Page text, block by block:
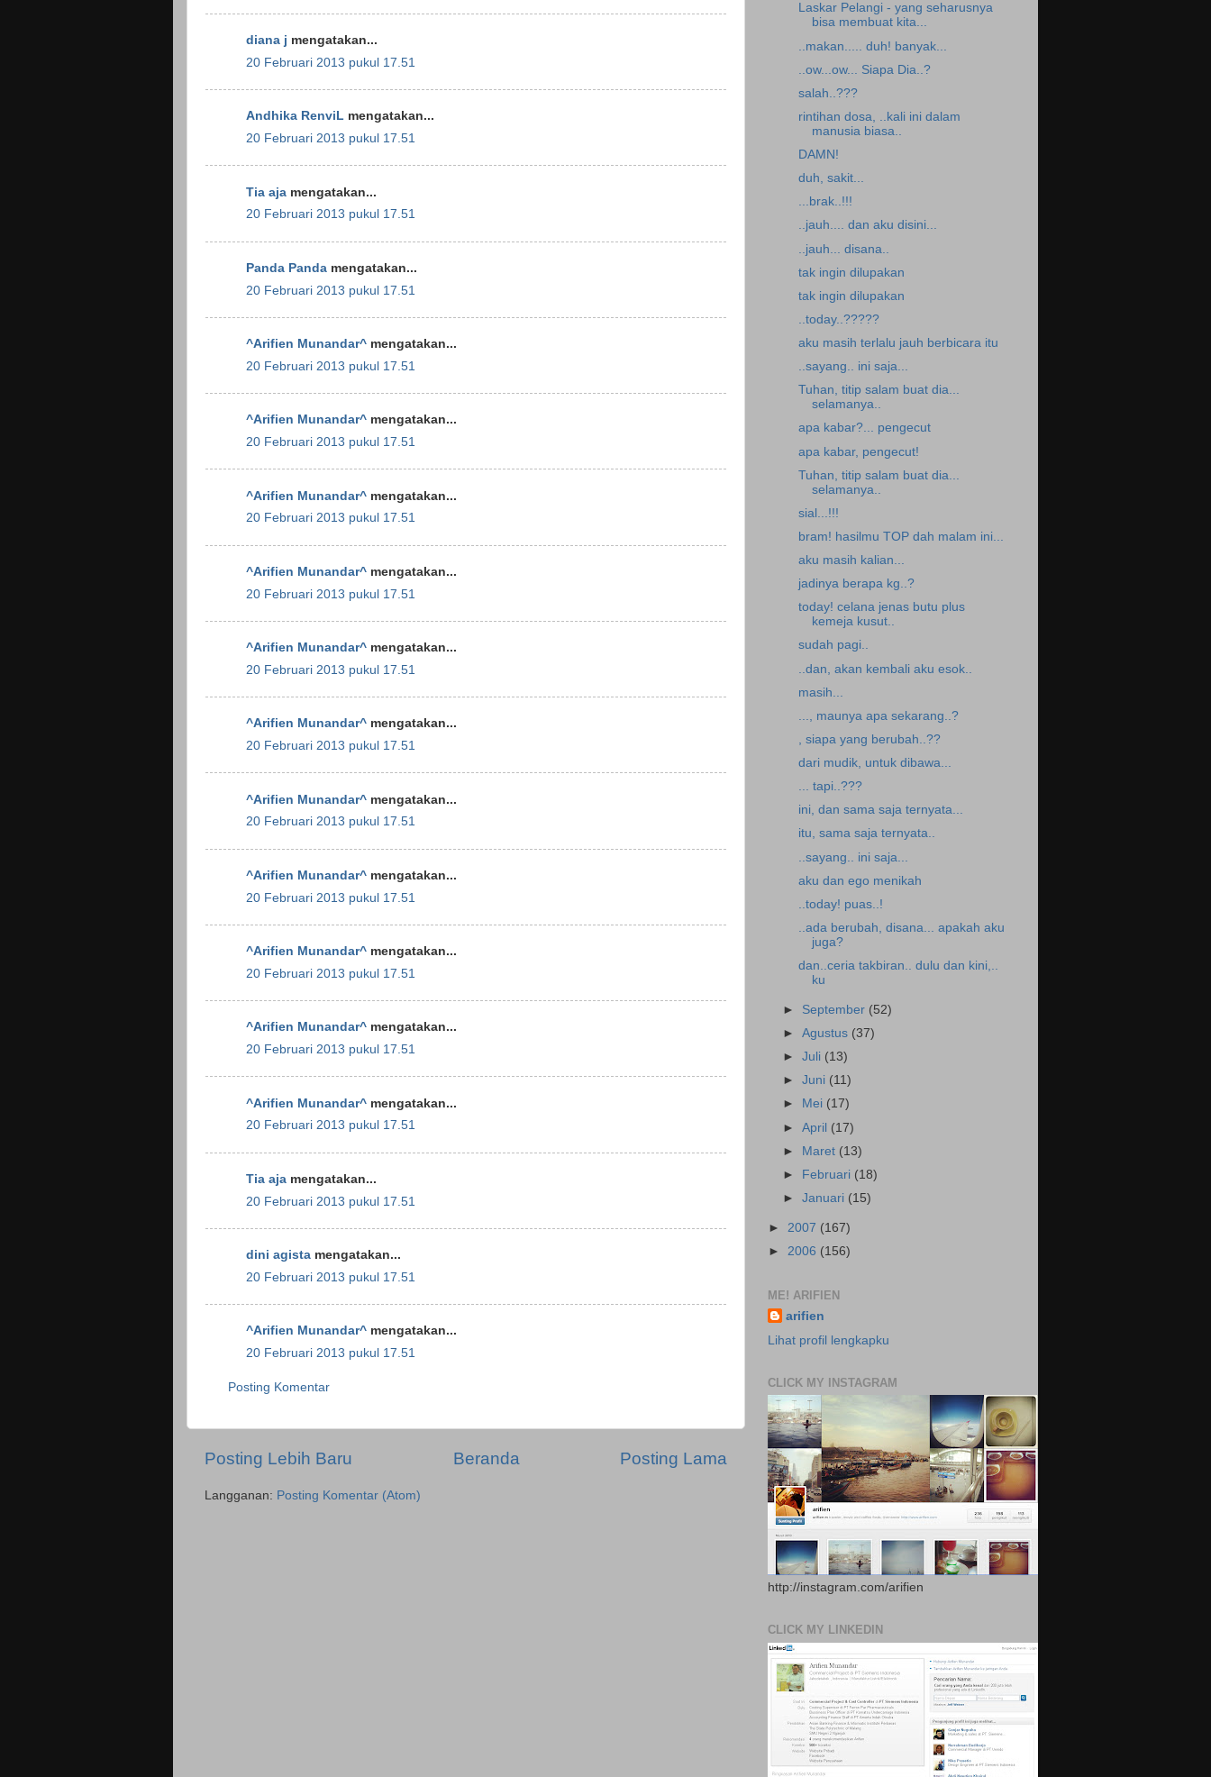
diana j mengatakan...
20 Februari 2013 pukul 17.51
Andhika RenviL mengatakan...
20 Februari 2013 pukul 17.51
Tia aja mengatakan...
20 Februari 2013 pukul 17.51
Panda Panda mengatakan...
20 Februari 2013 pukul 17.51
^Arifien Munandar^ mengatakan...
20 Februari 2013 pukul 17.51
^Arifien Munandar^ mengatakan...
20 Februari 2013 pukul 17.51
^Arifien Munandar^ mengatakan...
20 Februari 2013 pukul 17.51
^Arifien Munandar^ mengatakan...
20 Februari 2013 pukul 17.51
^Arifien Munandar^ mengatakan...
20 Februari 2013 pukul 17.51
^Arifien Munandar^ mengatakan...
20 Februari 2013 pukul 17.51
^Arifien Munandar^ mengatakan...
20 Februari 2013 pukul 17.51
^Arifien Munandar^ mengatakan...
20 Februari 2013 pukul 17.51
^Arifien Munandar^ mengatakan...
20 Februari 2013 pukul 17.51
^Arifien Munandar^ mengatakan...
20 Februari 2013 pukul 17.51
^Arifien Munandar^ mengatakan...
20 Februari 2013 pukul 17.51
Tia aja mengatakan...
20 Februari 2013 pukul 17.51
dini agista mengatakan...
20 Februari 2013 pukul 17.51
^Arifien Munandar^ mengatakan...
20 Februari 2013 pukul 17.51
Posting Komentar
Posting Lebih Baru Posting Lama
Beranda
Langganan: Posting Komentar (Atom)
Laskar Pelangi - yang seharusnya
bisa membuat kita...
..makan..... duh! banyak...
..ow...ow... Siapa Dia..?
salah..???
rintihan dosa, ..kali ini dalam
manusia biasa..
DAMN!
duh, sakit...
...brak..!!!
..jauh.... dan aku disini...
..jauh... disana..
tak ingin dilupakan
tak ingin dilupakan
..today..?????
aku masih terlalu jauh berbicara itu
..sayang.. ini saja...
Tuhan, titip salam buat dia...
selamanya..
apa kabar?... pengecut
apa kabar, pengecut!
Tuhan, titip salam buat dia...
selamanya..
sial...!!!
bram! hasilmu TOP dah malam ini...
aku masih kalian...
jadinya berapa kg..?
today! celana jenas butu plus
kemeja kusut..
sudah pagi..
..dan, akan kembali aku esok..
masih...
..., maunya apa sekarang..?
, siapa yang berubah..??
dari mudik, untuk dibawa...
... tapi..???
ini, dan sama saja ternyata...
itu, sama saja ternyata..
..sayang.. ini saja...
aku dan ego menikah
..today! puas..!
..ada berubah, disana... apakah aku
juga?
dan..ceria takbiran.. dulu dan kini,..
ku
► September (52)
►Agustus (37)
►Juli (13)
►Juni (11)
►
Mei (17)
►April (17)
► Maret (13)
►
Februari (18)
►Januari (15)
► 2007 (167)
► 2006 (156)
ME! ARIFIEN
arifien
Lihat profil lengkapku
CLICK MY INSTAGRAM
http://instagram.com/arifien
CLICK MY LINKEDIN